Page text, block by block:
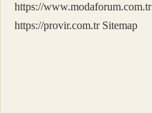
https://www.modaforum.com.tr
https://provir.com.tr Sitemap